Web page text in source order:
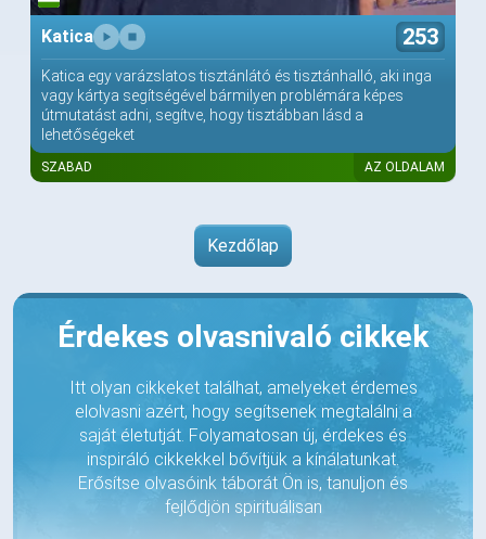
Katica 253
Katica egy varázslatos tisztánlátó és tisztánhalló, aki inga
vagy kártya segítségével bármilyen problémára képes
útmutatást adni, segítve, hogy tisztábban lásd a
lehetőségeket
SZABAD AZ OLDALAM
Kezdőlap
Érdekes olvasnivaló cikkek
Itt olyan cikkeket találhat, amelyeket érdemes
elolvasni azért, hogy segítsenek megtalálni a
saját életutját. Folyamatosan új, érdekes és
inspiráló cikkekkel bővítjük a kínálatunkat.
Erősítse olvasóink táborát Ön is, tanuljon és
fejlődjön spirituálisan